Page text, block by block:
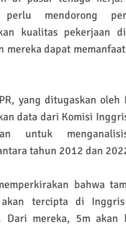
perlu mendorong
kualitas pekerjaan
mereka dapat
yang ditugaskan oleh
data dari Komisi
untuk
tahun 2012 dan
bahwa
akan tercipta di
Dari mereka, 5m akan